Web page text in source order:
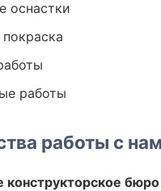
оснастки
работы
работы с
конструкторское бюро